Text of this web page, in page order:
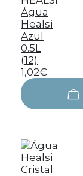
Água
Healsi
Azul
0.5L
(12)
1,02€